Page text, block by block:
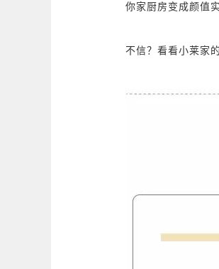
你家厨房变成颜值实
不信？看看小莱家